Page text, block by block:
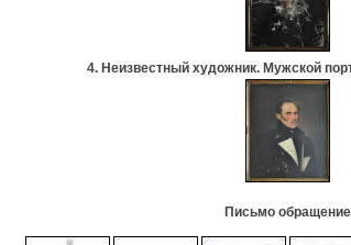
4. Неизвестный художник. Мужской
Письмо обращение